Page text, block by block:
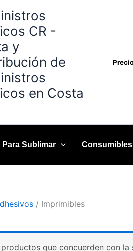
CR -
y
de
en Costa
Para Sublimar Consumibles
/ Imprimibles
que concuerden con la